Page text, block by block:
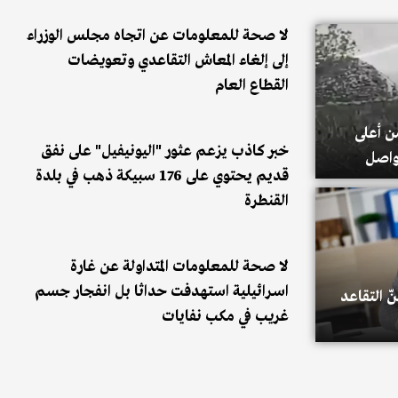
أعلى
التقاعد
لا صحة للمعلومات عن اتجاه مجلس الوزراء
إلى إلغاء المعاش التقاعدي وتعويضات
القطاع العام
خبر كاذب يزعم عثور "اليونيفيل" على نفق
قديم يحتوي على 176 سبيكة ذهب في بلدة
القنطرة
لا صحة للمعلومات المتداولة عن غارة
اسـرائيلية استهدفت حداثا بل انفجار جسم
غريب في مكب نفايات